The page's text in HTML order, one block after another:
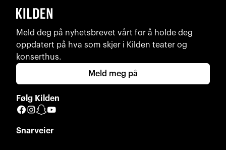
Meld deg på nyhetsbrevet vårt for å holde deg
oppdatert på hva som skjer i Kilden teater og
konserthus.
Meld meg på
Følg Kilden
Facebook
Instagram
Snapchat
Snarveier